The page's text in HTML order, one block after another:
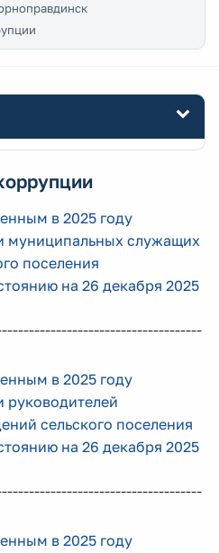
в 2025 году
муниципальных служащих
поселения
на 26 декабря 2025
в 2025 году
руководителей
сельского поселения
на 26 декабря 2025
в 2025 году